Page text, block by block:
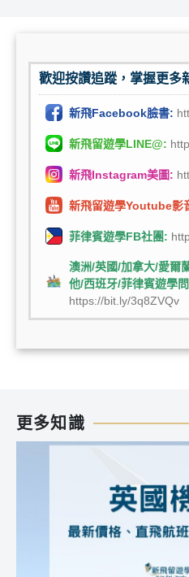
歡迎按讚追蹤，掌握更多
新飛Facebook臉書:
新飛留遊學LINE@:
新飛Instagram美圖:
新飛留遊學Youtube影
菲律賓遊學FB社團:
澳洲/英國/加拿大/愛爾
他/西班牙/菲律賓遊學
https://bit.ly/3q8ZVQv
更多知識